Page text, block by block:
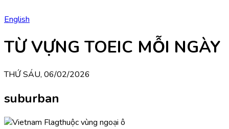
English
TỪ VỰNG TOEIC MỖI NGÀY
THỨ SÁU, 06/02/2026
suburban
thuộc vùng ngoại ô